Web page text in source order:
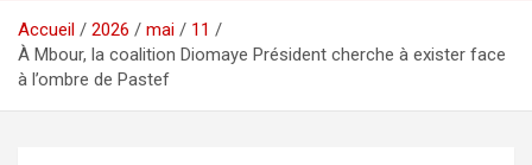
Accueil 2026 mai
11
À Mbour, la coalition Diomaye Président cherche à exister face
à l’ombre de Pastef